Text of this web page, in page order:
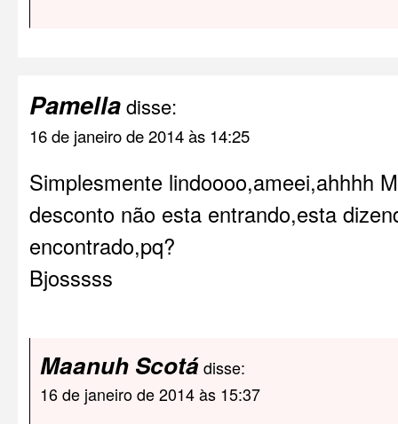
Pamelladisse:
16 de janeiro de 2014 às 14:25
Simplesmente lindoooo,ameei,ahhhh
desconto não esta entrando,esta
encontrado,pq?
Bjosssss
Maanuh Scotádisse:
16 de janeiro de 2014 às 15:37